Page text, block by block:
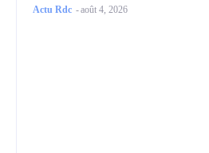
Actu Rdc -août 4, 2026